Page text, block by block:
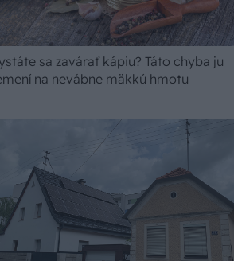
sa zavárať kápiu? Táto chyba ju
na nevábne mäkkú hmotu